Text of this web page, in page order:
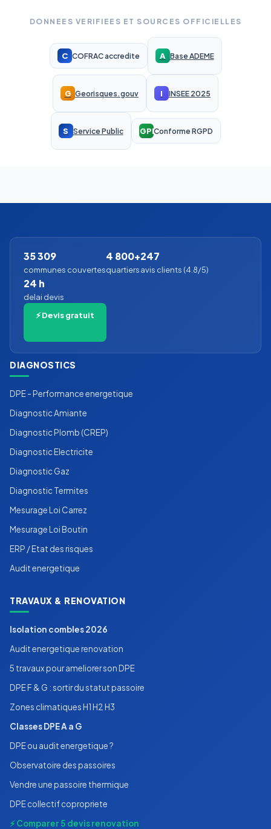
DONNEES VERIFIEES ET SOURCES OFFICIELLES
C COFRAC accredite A Base ADEME
G Georisques.gouv I INSEE 2025
S Service Public RGPDConforme RGPD
35 309
communes couvertes
4 800+
quartiers
247
avis clients (4.8/5)
24 h
delai devis
⚡ Devis gratuit
DIAGNOSTICS
DPE - Performance energetique
Diagnostic Amiante
Diagnostic Plomb (CREP)
Diagnostic Electricite
Diagnostic Gaz
Diagnostic Termites
Mesurage Loi Carrez
Mesurage Loi Boutin
ERP / Etat des risques
Audit energetique
TRAVAUX & RENOVATION
Isolation combles 2026
Audit energetique renovation
5 travaux pour ameliorer son DPE
DPE F & G : sortir du statut passoire
Zones climatiques H1 H2 H3
Classes DPE A a G
DPE ou audit energetique ?
Observatoire des passoires
Vendre une passoire thermique
DPE collectif copropriete
⚡ Comparer 5 devis renovation